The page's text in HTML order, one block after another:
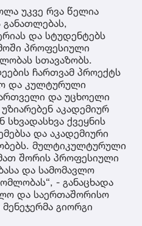
უკვე რვა წელია
განათლებას,
და სტუდენტებს
პროფესიული
სთავაზობს.
ჩართვამ პროექტს
და კულტურული
და უცხოელი
აკადემიურ
ქვეყნის
და აკადემიური
მულტიკულტურული
შორის პროფესიული
და სამომავლო
- განაცხადა
და საერთაშორისო
გიორგი